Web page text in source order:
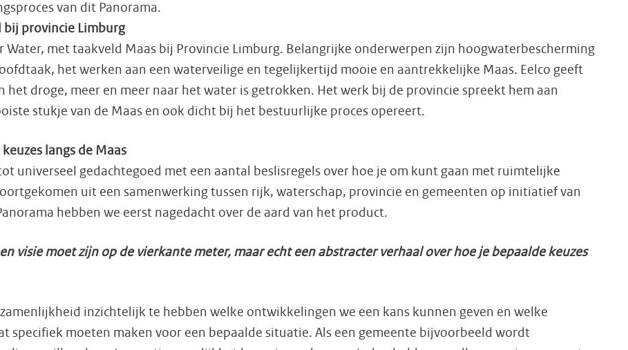
van dit Panorama.
bij provincie Limburg
Water, met taakveld Maas bij Provincie Limburg. Belangrijke onderwerpen zijn hoogwaterbescherming
het werken aan een waterveilige en tegelijkertijd mooie en aantrekkelijke Maas. Eelco geeft
droge, meer en meer naar het water is getrokken. Het werk bij de provincie spreekt hem aan
stukje van de Maas en ook dicht bij het bestuurlijke proces opereert.
langs de Maas
universeel gedachtegoed met een aantal beslisregels over hoe je om kunt gaan met ruimtelijke
uit een samenwerking tussen rijk, waterschap, provincie en gemeenten op initiatief van
hebben we eerst nagedacht over de aard van het product.
visie moet zijn op de vierkante meter, maar echt een abstracter verhaal over hoe je bepaalde keuzes
inzichtelijk te hebben welke ontwikkelingen we een kans kunnen geven en welke
specifiek moeten maken voor een bepaalde situatie. Als een gemeente bijvoorbeeld wordt